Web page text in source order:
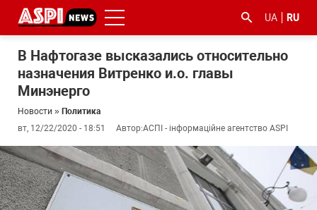
UA RU
В Нафтогазе высказались относительно
назначения Витренко и.о. главы
Минэнерго
Новости » Политика
вт, 12/22/2020 - 18:51
Автор:АСПІ - інформаційне агентство ASPI
#ООС
#боротьба
з
корупцією
#гфс #Киев #коронавірус